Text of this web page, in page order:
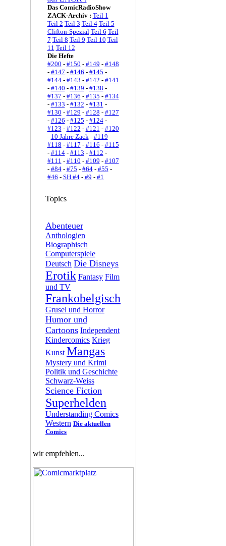
Das ComicRadioShow
ZACK-Archiv : Teil 1
Teil 2 Teil 3 Teil 4 Teil 5
Clifton-Spezial Teil 6 Teil
7 Teil 8 Teil 9 Teil 10 Teil
11 Teil 12
Die Hefte
#200 - #150 - #149 - #148
- #147 - #146 - #145 -
#144- #143 - #142 - #141
- #140 - #139 - #138 -
#137 - #136 - #135 - #134
- #133 - #132 - #131 -
#130 - #129 - #128 - #127
- #126 - #125 - #124-
#123 - #122 - #121 - #120
- 10 Jahre Zack- #119 -
#118 - #117 - #116 - #115
- #114- #113 - #112 -
#111 - #110 - #109 - #107
- #84- #75 - #64- #55 -
#46 - SH #4- #9 - #1
Topics
Abenteuer
Anthologien
Biographisch
Computerspiele
Deutsch Die Disneys
Erotik Fantasy Film
und TV
Frankobelgisch
Grusel und Horror
Humor und
Cartoons Independent
Kindercomics Krieg
Kunst Mangas
Mystery und Krimi
Politik und Geschichte
Schwarz-Weiss
Science Fiction
Superhelden
Understanding Comics
Western Die aktuellen
Comics
wir empfehlen...